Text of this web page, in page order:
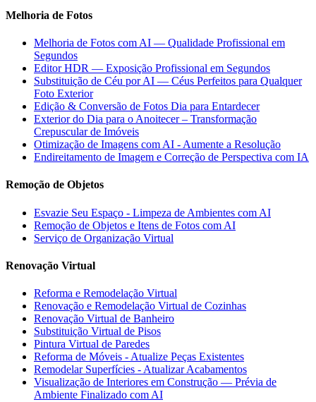
Melhoria de Fotos
Melhoria de Fotos com AI — Qualidade Profissional em
Segundos
Editor HDR — Exposição Profissional em Segundos
Substituição de Céu por AI — Céus Perfeitos para Qualquer
Foto Exterior
Edição & Conversão de Fotos Dia para Entardecer
Exterior do Dia para o Anoitecer – Transformação
Crepuscular de Imóveis
Otimização de Imagens com AI - Aumente a Resolução
Endireitamento de Imagem e Correção de Perspectiva com IA
Remoção de Objetos
Esvazie Seu Espaço - Limpeza de Ambientes com AI
Remoção de Objetos e Itens de Fotos com AI
Serviço de Organização Virtual
Renovação Virtual
Reforma e Remodelação Virtual
Renovação e Remodelação Virtual de Cozinhas
Renovação Virtual de Banheiro
Substituição Virtual de Pisos
Pintura Virtual de Paredes
Reforma de Móveis - Atualize Peças Existentes
Remodelar Superfícies - Atualizar Acabamentos
Visualização de Interiores em Construção — Prévia de
Ambiente Finalizado com AI